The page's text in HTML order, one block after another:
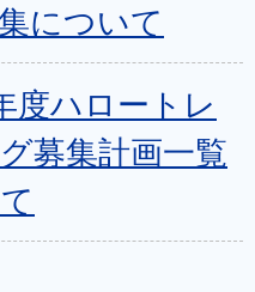
について
度ハロートレ
募集計画一覧